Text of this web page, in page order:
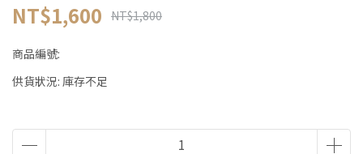
NT$1,600 NT$1,800
商品編號:
供貨狀況: 庫存不足